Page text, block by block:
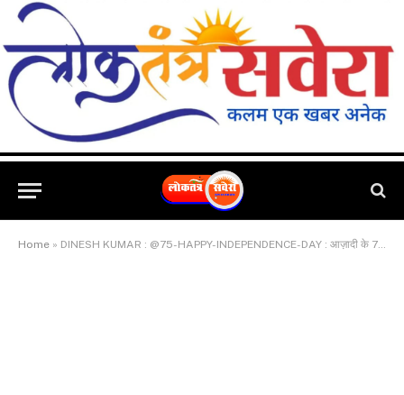
Home » DINESH KUMAR : @75-HAPPY-INDEPENDENCE-DAY : आज़ादी के 75 वर्ष पूरे होने पर सभी देशवासियों को स्वतंत्रता दिवस की हार्दिक शुभकामनाएं..